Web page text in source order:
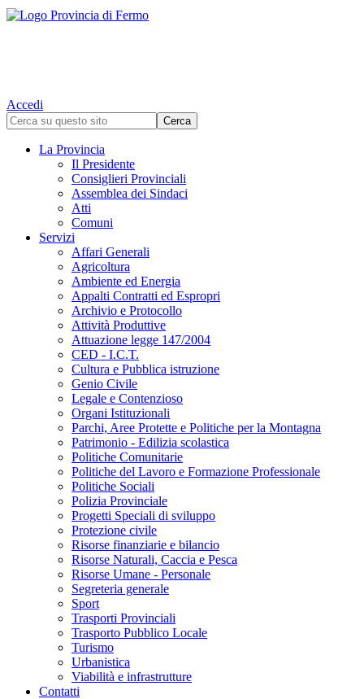
Accedi
La Provincia
Il Presidente
Consiglieri Provinciali
Assemblea dei Sindaci
Atti
Comuni
Servizi
Affari Generali
Agricoltura
Ambiente ed Energia
Appalti Contratti ed Espropri
Archivio e Protocollo
Attività Produttive
Attuazione legge 147/2004
CED - I.C.T.
Cultura e Pubblica istruzione
Genio Civile
Legale e Contenzioso
Organi Istituzionali
Parchi, Aree Protette e Politiche per la Montagna
Patrimonio - Edilizia scolastica
Politiche Comunitarie
Politiche del Lavoro e Formazione Professionale
Politiche Sociali
Polizia Provinciale
Progetti Speciali di sviluppo
Protezione civile
Risorse finanziarie e bilancio
Risorse Naturali, Caccia e Pesca
Risorse Umane - Personale
Segreteria generale
Sport
Trasporti Provinciali
Trasporto Pubblico Locale
Turismo
Urbanistica
Viabilità e infrastrutture
Contatti